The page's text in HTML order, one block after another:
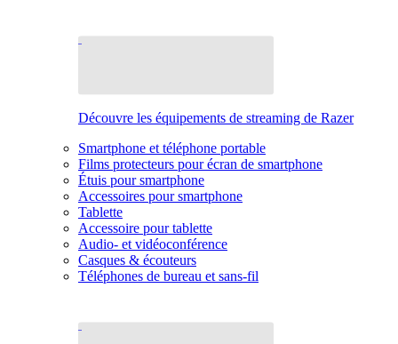
Découvre les équipements de streaming de Razer
Smartphone et téléphone portable
Films protecteurs pour écran de smartphone
Étuis pour smartphone
Accessoires pour smartphone
Tablette
Accessoire pour tablette
Audio- et vidéoconférence
Casques & écouteurs
Téléphones de bureau et sans-fil